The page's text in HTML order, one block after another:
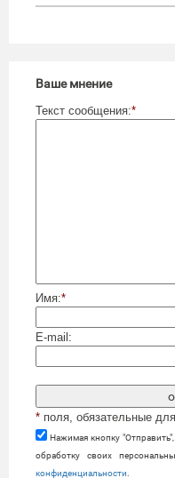
Ваше мнение
Текст сообщения:*
Имя:*
E-mail:
* поля, обязательные
Нажимая кнопку
обработку своих
конфиденциальности